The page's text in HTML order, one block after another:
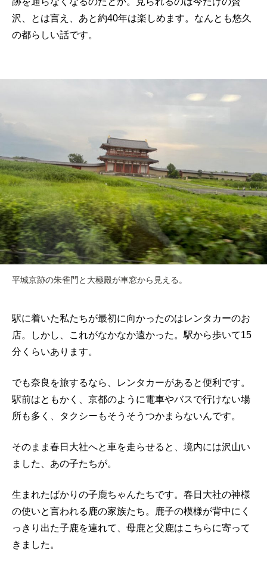
沢、とは言え、あと約40年は楽しめます。なんとも悠久
の都らしい話です。
平城京跡の朱雀門と大極殿が車窓から見える。
駅に着いた私たちが最初に向かったのはレンタカーのお
店。
しかし、これがなかなか遠かった。 駅から歩いて15
分くらいあります。
でも奈良を旅するなら、
レンタカーがあると便利です。
駅前はともかく、 京都のように電車やバスで行けない場
所も多く、
タクシーもそうそうつかまらないんです。
そのまま春日大社へと車を走らせると、境内には沢山い
ました、 あの子たちが。
生まれたばかりの子鹿ちゃんたちです。 春日大社の神様
の使いと言われる鹿の家族たち。
鹿子の模様が背中にく
っきり出た子鹿を連れて、 母鹿と父鹿はこちらに寄って
きました。